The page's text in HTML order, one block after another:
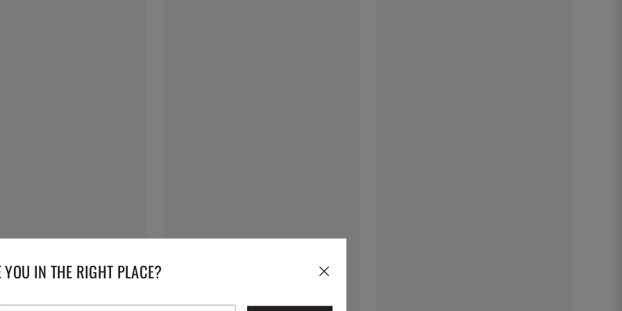
YOU IN THE RIGHT PLACE?